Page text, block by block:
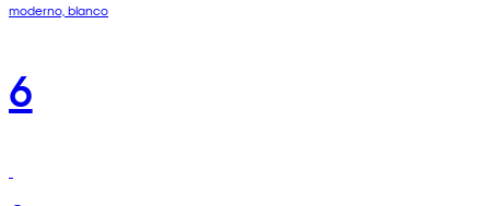
moderno, blanco
6